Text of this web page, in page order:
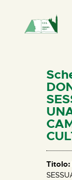
Titolo: